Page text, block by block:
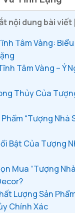
nội dung bài viết
Tâm Vàng:
Tâm Vàng – Ý
Thủy Của
“Tượng Nhà
Bật Của Tượng
Mua “Tượng
Lượng Sản
Chính Xác